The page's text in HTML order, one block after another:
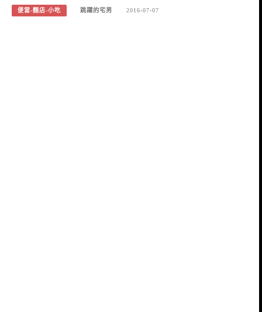
便當-麵店-小吃 跳躍的宅男 2016-07-07